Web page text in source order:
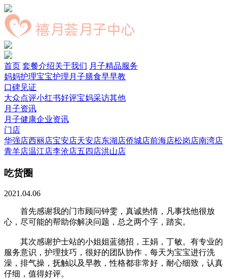
首页 套餐介绍关于我们 月子精品服务
妈妈护理宝宝护理 月子膳食早早教
口碑见证
大众点评小红书好评宝妈采访其他
月子资讯
月子健康企业资讯
门店
华强店西丽店宝安店天安店东湖店侨城店前海店松岗店南湾店
青羊店温江店李沧店五四店洪山店
吃货圈
2021.04.06
首先感谢我的门市顾问钟雯，真诚热情，凡事找他很放
心，尽可能的帮助你解决问题，总之两个字，踏实。
其次感谢护士站的小姐姐蓝德招，王娟，丁敏。有专业的
服务意识，护理技巧，很好的团队协作，每天为宝宝进行洗
澡，排气操，抚触以及早教，性格都非常好，耐心细致，认真
仔细，值得好评。